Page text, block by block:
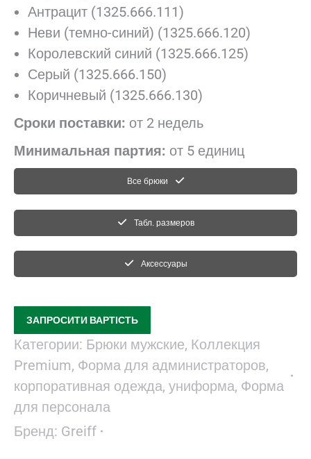
Антрацит (1325.666.111)
Неви (темно-синий) (1325.666.120)
Королевский синий (1325.666.125)
Серый (1325.666.150)
Коричневый (1325.666.130)
Сроки поставки: от 2 недель
Минимальная партия: от 5 единиц
Все брюки
Табл. размеров
Аксессуары
ЗАПРОСИТИ ВАРТІСТЬ
Категории: Брюки мужские, Коллекция
Premium, Форма для администраторов,
корпоративная одежда, униформа, Форма
для персонала
Бренд: Greiff